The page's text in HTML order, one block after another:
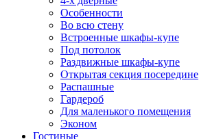
Особенности
Во всю стену
Встроенные шкафы-купе
Под потолок
Раздвижные шкафы-купе
Открытая секция посередине
Распашные
Гардероб
Для маленького помещения
Эконом
Гостиные